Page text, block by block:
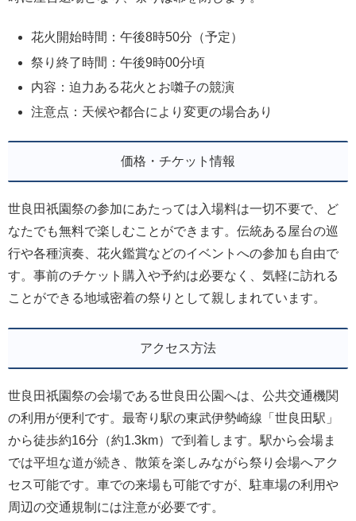
花火開始時間：午後8時50分（予定）
祭り終了時間：午後9時00分頃
内容：迫力ある花火とお囃子の競演
注意点：天候や都合により変更の場合あり
価格・チケット情報
世良田祇園祭の参加にあたっては入場料は一切不要で、ど
なたでも無料で楽しむことができます。伝統ある屋台の巡
行や各種演奏、花火鑑賞などのイベントへの参加も自由で
す。事前のチケット購入や予約は必要なく、気軽に訪れる
ことができる地域密着の祭りとして親しまれています。
アクセス方法
世良田祇園祭の会場である世良田公園へは、公共交通機関
の利用が便利です。最寄り駅の東武伊勢崎線「世良田駅」
から徒歩約16分（約1.3km）で到着します。駅から会場ま
では平坦な道が続き、散策を楽しみながら祭り会場へアク
セス可能です。車での来場も可能ですが、駐車場の利用や
周辺の交通規制には注意が必要です。